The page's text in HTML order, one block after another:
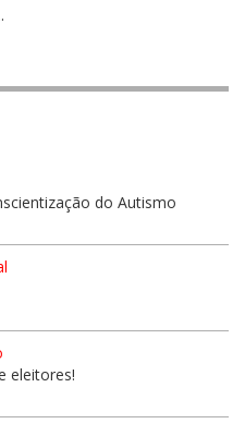
do Autismo
eleitores!